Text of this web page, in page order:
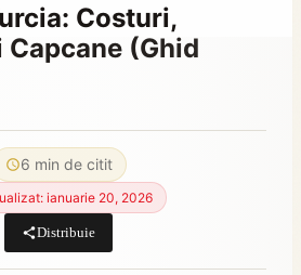
Costuri,
(Ghid
6 min de citit
ianuarie 20, 2026
Distribuie